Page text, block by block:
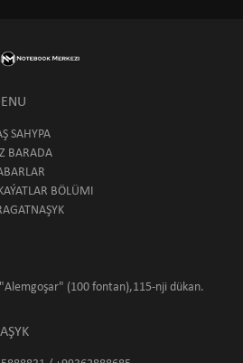
SAHYPA
BARADA
BÖLÜMI
(100 fontan),115-nji dükan.